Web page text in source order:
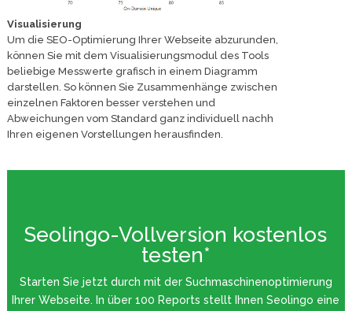
Visualisierung
Um die SEO-Optimierung Ihrer Webseite abzurunden,
können Sie mit dem Visualisierungsmodul des Tools
beliebige Messwerte grafisch in einem Diagramm
darstellen. So können Sie Zusammenhänge zwischen
einzelnen Faktoren besser verstehen und
Abweichungen vom Standard ganz individuell nachh
Ihren eigenen Vorstellungen herausfinden.
Seolingo-Vollversion kostenlos
testen*
Starten Sie jetzt durch mit der Suchmaschinenoptimierung
Ihrer Webseite. In über 100 Reports stellt Ihnen Seolingo eine